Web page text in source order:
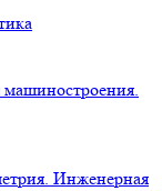
Инженерная